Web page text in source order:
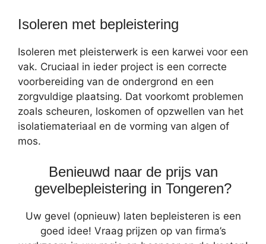
Isoleren met bepleistering
Isoleren met pleisterwerk is een karwei voor een
vak. Cruciaal in ieder project is een correcte
voorbereiding van de ondergrond en een
zorgvuldige plaatsing. Dat voorkomt problemen
zoals scheuren, loskomen of opzwellen van het
isolatiemateriaal en de vorming van algen of
mos.
Benieuwd naar de prijs van
gevelbepleistering in Tongeren?
Uw gevel (opnieuw) laten bepleisteren is een
goed idee! Vraag prijzen op van firma’s